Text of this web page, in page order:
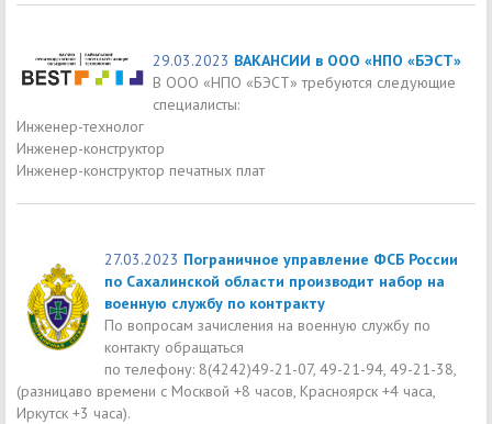
29.03.2023 ВАКАНСИИ в ООО «НПО «БЭСТ»
В ООО «НПО «БЭСТ» требуются следующие
специалисты:
Инженер-технолог
Инженер-конструктор
Инженер-конструктор печатных плат
27.03.2023 Пограничное управление ФСБ России
по Сахалинской области производит набор на
военную службу по контракту
По вопросам зачисления на военную службу по
контакту обращаться
по телефону: 8(4242)49-21-07, 49-21-94, 49-21-38,
(разницаво времени с Москвой +8 часов, Красноярск +4 часа,
Иркутск +3 часа).